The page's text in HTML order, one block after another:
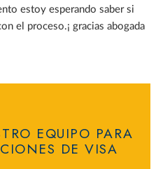
estoy esperando saber si
el proceso.¡ gracias abogada
EQUIPO PARA
DE VISA